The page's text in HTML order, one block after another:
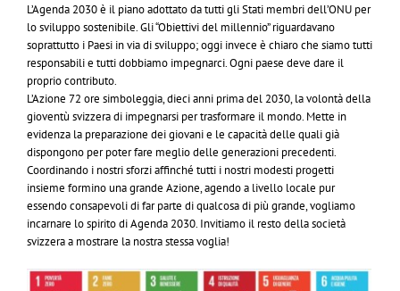
L’Agenda 2030 è il piano adottato da tutti gli Stati membri dell’ONU per
lo sviluppo sostenibile. Gli “Obiettivi del millennio” riguardavano
soprattutto i Paesi in via di sviluppo; oggi invece è chiaro che siamo tutti
responsabili e tutti dobbiamo impegnarci. Ogni paese deve dare il
proprio contributo.
L’Azione 72 ore simboleggia, dieci anni prima del 2030, la volontà della
gioventù svizzera di impegnarsi per trasformare il mondo. Mette in
evidenza la preparazione dei giovani e le capacità delle quali già
dispongono per poter fare meglio delle generazioni precedenti.
Coordinando i nostri sforzi affinché tutti i nostri modesti progetti
insieme formino una grande Azione, agendo a livello locale pur
essendo consapevoli di far parte di qualcosa di più grande, vogliamo
incarnare lo spirito di Agenda 2030. Invitiamo il resto della società
svizzera a mostrare la nostra stessa voglia!